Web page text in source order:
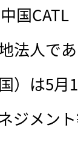
国CATL
法人で
）は5月
ジメン